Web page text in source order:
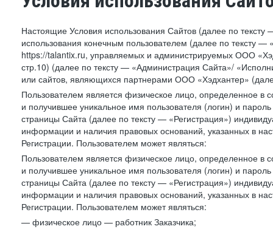
Настоящие Условия использования Сайтов (далее по
использования конечным пользователем (далее по тексту
https://talantix.ru, управляемых и администрируемых ООО
стр.10) (далее по тексту — «Администрация Сайта»/
или сайтов, являющихся партнерами ООО «Хэдхантер»
Пользователем является физическое лицо, определенное в
и получившее уникальное имя пользователя (логин) и
страницы Сайта (далее по тексту — «Регистрация»)
информации и наличия правовых оснований, указанных в
Регистрации. Пользователем может являться:
Пользователем является физическое лицо, определенное в
и получившее уникальное имя пользователя (логин) и
страницы Сайта (далее по тексту — «Регистрация»)
информации и наличия правовых оснований, указанных в
Регистрации. Пользователем может являться:
— физическое лицо — работник Заказчика;